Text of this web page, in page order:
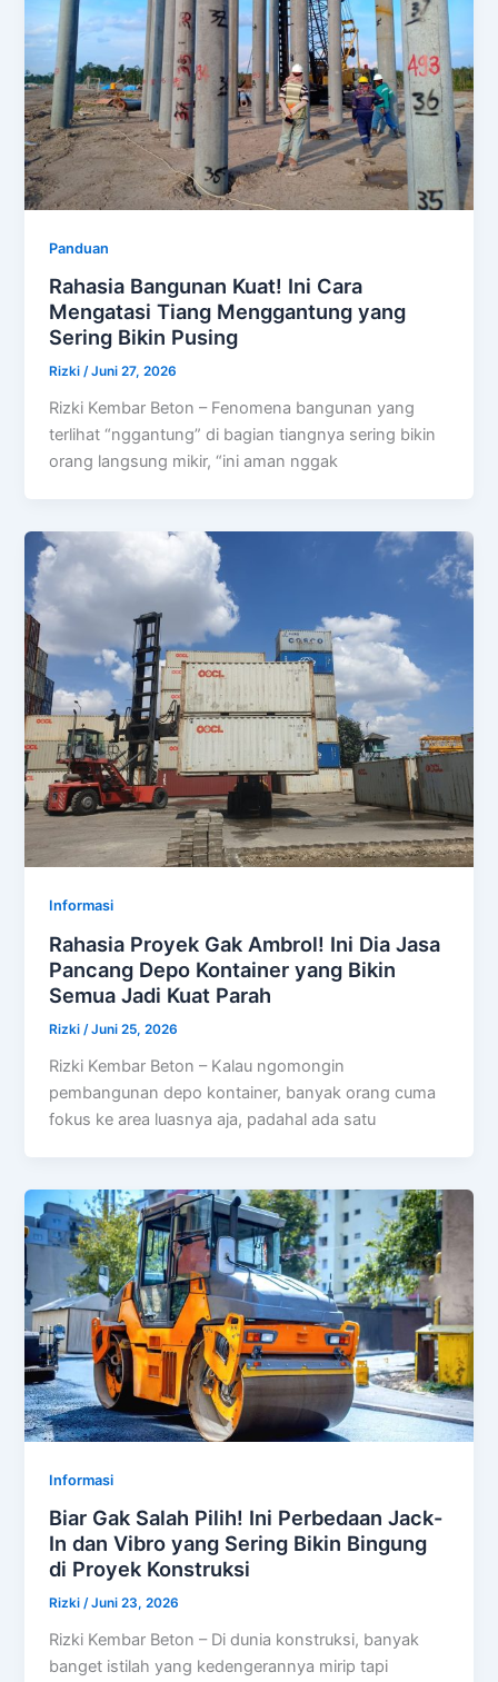
Panduan
Rahasia Bangunan Kuat! Ini Cara
Mengatasi Tiang Menggantung yang
Sering Bikin Pusing
Rizki/Juni 27, 2026
Rizki Kembar Beton – Fenomena bangunan yang
terlihat “nggantung” di bagian tiangnya sering bikin
orang langsung mikir, “ini aman nggak
Informasi
Rahasia Proyek Gak Ambrol! Ini Dia Jasa
Pancang Depo Kontainer yang Bikin
Semua Jadi Kuat Parah
Rizki/Juni 25, 2026
Rizki Kembar Beton – Kalau ngomongin
pembangunan depo kontainer, banyak orang cuma
fokus ke area luasnya aja, padahal ada satu
Informasi
Biar Gak Salah Pilih! Ini Perbedaan Jack-
In dan Vibro yang Sering Bikin Bingung
di Proyek Konstruksi
Rizki/Juni 23, 2026
Rizki Kembar Beton – Di dunia konstruksi, banyak
banget istilah yang kedengerannya mirip tapi